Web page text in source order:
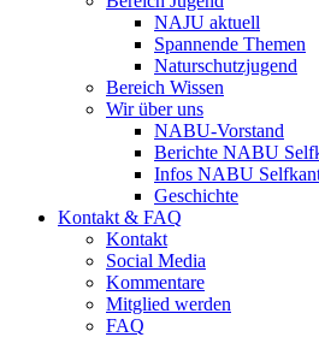
NAJU aktuell
Spannende Themen
Naturschutzjugend
Bereich Wissen
Wir über uns
NABU-Vorstand
Berichte NABU
Infos NABU
Geschichte
Kontakt & FAQ
Kontakt
Social Media
Kommentare
Mitglied werden
FAQ